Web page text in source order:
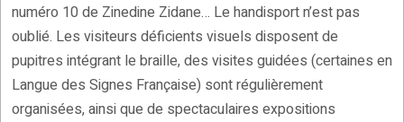
numéro 10 de Zinedine Zidane… Le handisport n’est pas
oublié. Les visiteurs déficients visuels disposent de
pupitres intégrant le braille, des visites guidées (certaines en
Langue des Signes Française) sont régulièrement
organisées, ainsi que de spectaculaires expositions